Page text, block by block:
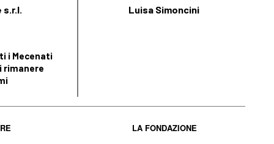
i Mecenati
rimanere
Luisa Simoncini
LA FONDAZIONE